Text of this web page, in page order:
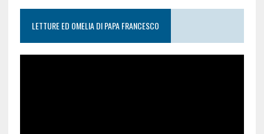
LETTURE ED OMELIA DI PAPA FRANCESCO